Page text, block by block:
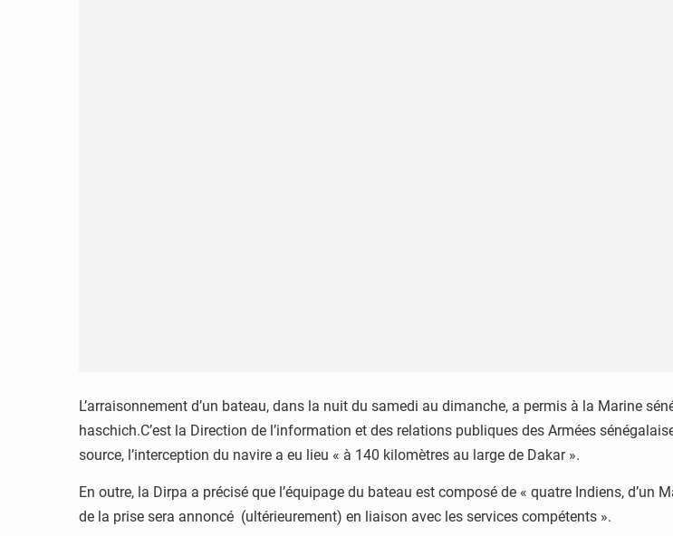
L’arraisonnement d’un bateau, dans la nuit du samedi au dimanche, a permis à la Marine
haschich.C’est la Direction de l’information et des relations publiques des Armées
source, l’interception du navire a eu lieu « à 140 kilomètres au large de Dakar ».
En outre, la Dirpa a précisé que l’équipage du bateau est composé de « quatre Indiens, d’un
de la prise sera annoncé (ultérieurement) en liaison avec les services compétents ».